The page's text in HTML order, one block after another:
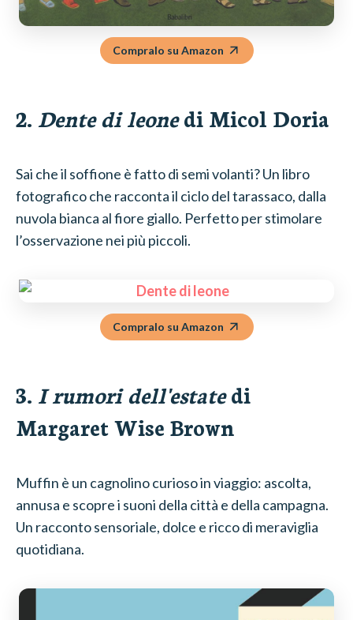
Compralo su Amazon
2. Dente di leonedi Micol Doria
Sai che il soffione è fatto di semi volanti? Un libro
fotografico che racconta il ciclo del tarassaco, dalla
nuvola bianca al fiore giallo. Perfetto per stimolare
l’osservazione nei più piccoli.
Compralo su Amazon
3. I rumori dell'estatedi
Margaret Wise Brown
Muffin è un cagnolino curioso in viaggio: ascolta,
annusa e scopre i suoni della città e della campagna.
Un racconto sensoriale, dolce e ricco di meraviglia
quotidiana.